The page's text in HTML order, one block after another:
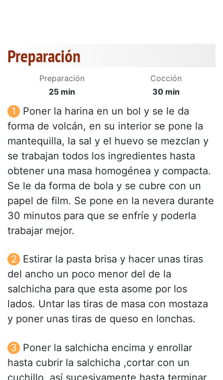
Preparación
Preparación
25 min
Cocción
30 min
Poner la harina en un bol y se le da
forma de volcán, en su interior se pone la
mantequilla, la sal y el huevo se mezclan y
se trabajan todos los ingredientes hasta
obtener una masa homogénea y compacta.
Se le da forma de bola y se cubre con un
papel de film. Se pone en la nevera durante
30 minutos para que se enfríe y poderla
trabajar mejor.
Estirar la pasta brisa y hacer unas tiras
del ancho un poco menor del de la
salchicha para que esta asome por los
lados. Untar las tiras de masa con mostaza
y poner unas tiras de queso en lonchas.
Poner la salchicha encima y enrollar
hasta cubrir la salchicha ,cortar con un
cuchillo, así sucesivamente hasta terminar